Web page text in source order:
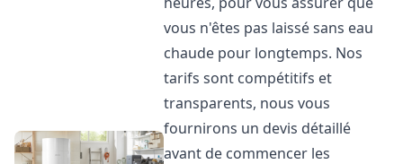
vous n'êtes pas laissé sans eau
chaude pour longtemps. Nos
tarifs sont compétitifs et
transparents, nous vous
fournirons un devis détaillé
avant de commencer les